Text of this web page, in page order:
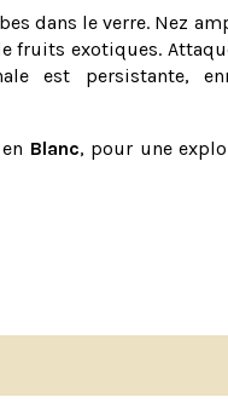
dans le verre. Nez
exotiques.
est persistante,
Blanc, pour une